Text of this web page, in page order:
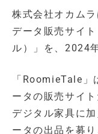
株式会社オカム
データ販売サイ
ル）」を、2024
「RoomieTale
ータの販売サイ
デジタル家具に
ータの出品を募